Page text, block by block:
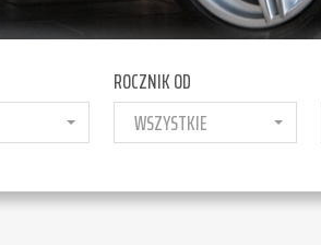
ROCZNIK OD
WSZYSTKIE